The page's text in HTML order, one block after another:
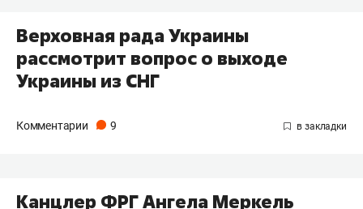
Верховная рада Украины
рассмотрит вопрос о выходе
Украины из СНГ
Комментарии 9
Канцлер ФРГ Ангела Меркель